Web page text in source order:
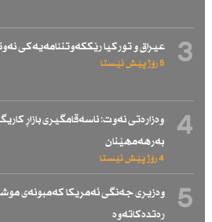
3 عیراق و توركیا رێككەوتننامەیەكی
5 رۆژ پێش ئێستا
4
وەزارەتی نەوت: ناسەقامگیری بازاڕ
بەرهەمهێنان
4 رۆژ پێش ئێستا
5
وەزیری جەنگی ئەمریكا كەمبونەی
رەتدەكاتەوە